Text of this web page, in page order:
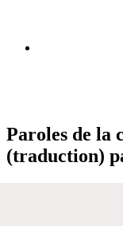
Paroles de la
(traduction)